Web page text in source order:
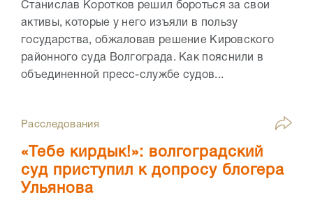
Станислав Коротков решил бороться за свои
активы, которые у него изъяли в пользу
государства, обжаловав решение Кировского
районного суда Волгограда. Как пояснили в
объединенной пресс-службе судов...
Расследования
«Тебе кирдык!»: волгоградский
суд приступил к допросу блогера
Ульянова